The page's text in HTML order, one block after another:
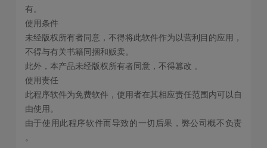
有。
使用条件
未经版权所有者同意，不得将此软件作为以营利目的应用，
不得与有关书籍同捆和贩卖。
此外，本产品未经版权所有者同意，不得篡改 。
使用责任
此程序软件为免费软件，使用者在其相应责任范围内可以自
由使用。
由于使用此程序软件而导致的一切后果，弊公司概不负责
。